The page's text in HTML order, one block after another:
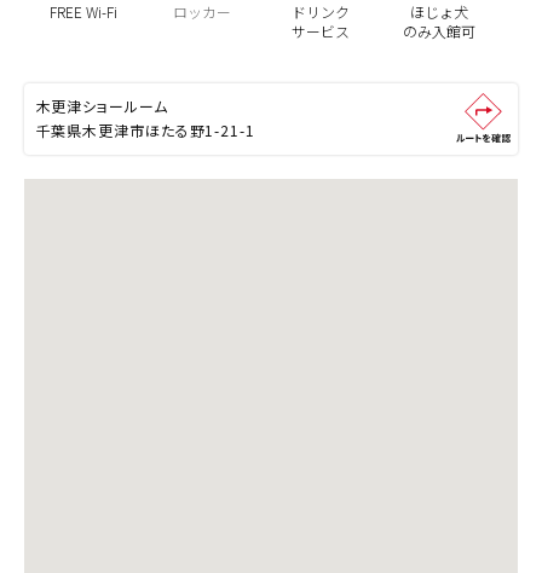
FREE Wi-Fi ロッカー
ドリンク
サービス
ほじょ犬
のみ入館可
木更津ショールーム
千葉県木更津市ほたる野1-21-1